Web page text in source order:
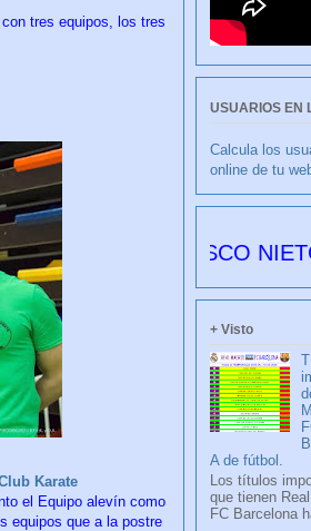
tres equipos, los tres
Karate
el Equipo alevín como
equipos que a la postre
USUARIOS EN
Calcula los
online de tu
por FRANCISCO NIETO
+ Visto
A de fútbol.
Los títulos
que tienen
FC Barcelona